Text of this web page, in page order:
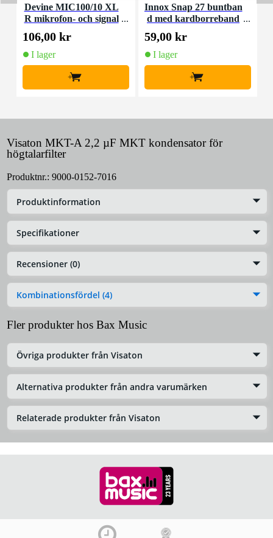
Devine MIC100/10 XL
R mikrofon- och signal
kabel 10 meter
106,00 kr
I lager
+
Innox Snap 27 buntban
d med kardborreband
59,00 kr
I lager
+
Visaton MKT-A 2,2 µF MKT kondensator för
högtalarfilter
Produktnr.: 9000-0152-7016
Produktinformation
Specifikationer
Recensioner (0)
Kombinationsfördel (4)
Fler produkter hos Bax Music
Övriga produkter från Visaton
Alternativa produkter från andra varumärken
Relaterade produkter från Visaton